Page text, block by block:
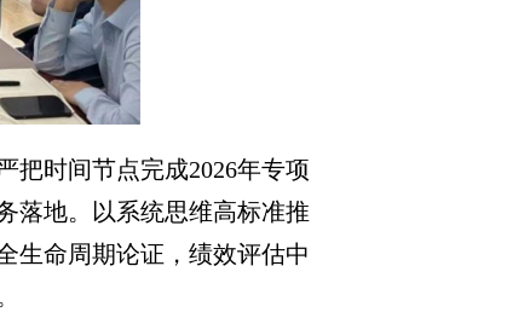
把时间节点完成2026年专项
落地。以系统思维高标准推
生命周期论证，绩效评估中